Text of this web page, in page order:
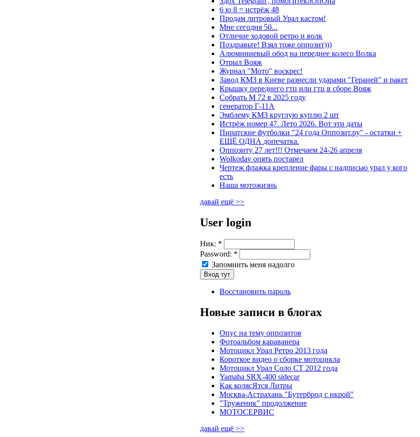
6 ю 8 = истрёж 48
Продам литровый Урал кастом!
Мне сегодня 50...
Отличие ходовой ретро и волк
Поздравьте! Взял тоже оппозит)))
Алюминиевый обод на переднее колесо Волка
Отрыл Вояж
Журнал "Мото" воскрес!
Завод КМЗ в Киеве разнесли ударами "Гераней" и ракет
Крышку переднего гтц или гтц в сборе Вояж
Собрать М 72 в 2025 году
генератор Г-11А
Эмблему КМЗ круглую куплю 2 шт
Истрёж номер 47. Лето 2026. Вот эти даты
Пиратские футболки "24 года Оппозит.ру" - остатки +
ЕЩЁ ОДНА допечатка.
Оппозиту 27 лет!!! Отмечаем 24-26 апреля
Wolkodav опять постарел
Чертеж флажка крепление фары с надписью урал у кого
есть
Наша мотожизнь
давай ещё >>
User login
Ник: *
Password: *
Запомнить меня надолго
Восстановить пароль
Новые записи в блогах
Опус на тему оппозитов
Фотоальбом караванера
Мотоцикл Урал Ретро 2013 года
Короткое видео о сборке мотоцикла
Мотоцикл Урал Соло СТ 2012 года
Yamaha SRX-400 sidecar
Как колясЯтся Литры
Москва-Астрахань "Бутерброд с икрой"
"Труженик" продолжение
МОТОСЕРВИС
давай ещё >>